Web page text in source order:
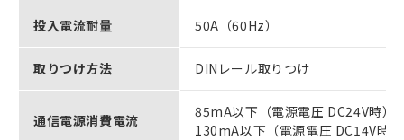
投入電流耐量 50A（60Hz）
取りつけ方法 DINレール取りつけ
通信電源消費電流
85mA以下（電源電圧 DC24V時）
130mA以下（電源電圧 DC14V時）